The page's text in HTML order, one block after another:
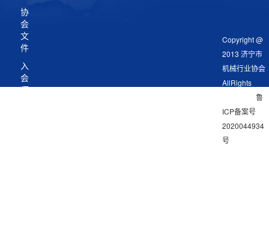
协
会
文
件
入
会
须
Copyright @
2013 济宁市
机械行业协会
AllRights
鲁
ICP备案号
2020044934
号